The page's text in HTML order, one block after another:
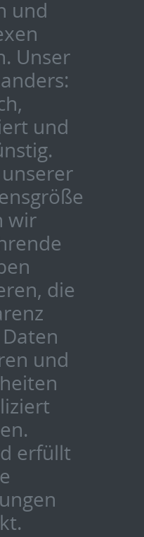
und
Unser
und
wir
die
und
erfüllt